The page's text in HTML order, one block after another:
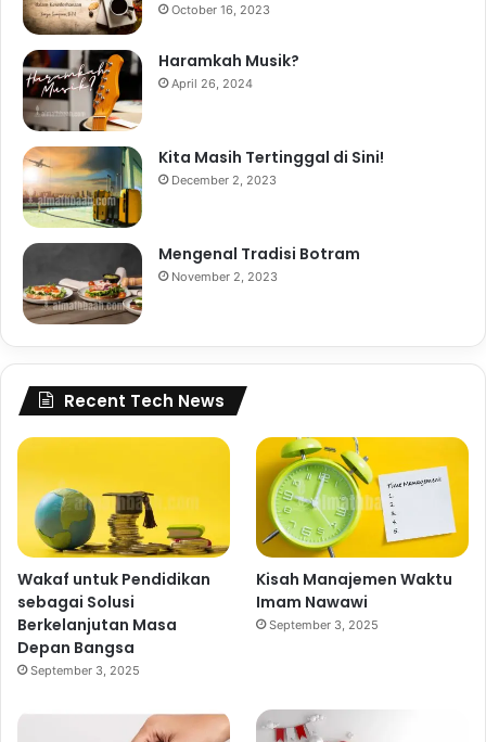
October 16, 2023
Haramkah Musik?
April 26, 2024
Kita Masih Tertinggal di Sini!
December 2, 2023
Mengenal Tradisi Botram
November 2, 2023
Recent Tech News
Wakaf untuk Pendidikan
sebagai Solusi
Berkelanjutan Masa
Depan Bangsa
September 3, 2025
Kisah Manajemen Waktu
Imam Nawawi
September 3, 2025